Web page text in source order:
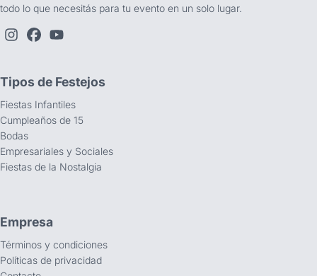
todo lo que necesitás para tu evento en un solo lugar.
Tipos de Festejos
Fiestas Infantiles
Cumpleaños de 15
Bodas
Empresariales y Sociales
Fiestas de la Nostalgia
Empresa
Términos y condiciones
Políticas de privacidad